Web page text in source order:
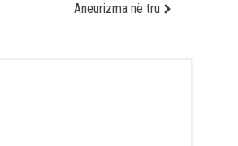
Aneurizma në tru